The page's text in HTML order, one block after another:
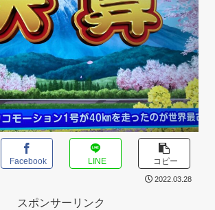
Facebook LINE コピー
2022.03.28
スポンサーリンク